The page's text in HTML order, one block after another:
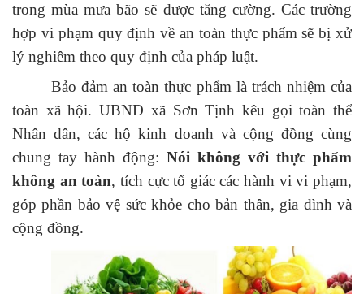
trong mùa mưa bão sẽ được tăng cường. Các trường
hợp vi phạm quy định về an toàn thực phẩm sẽ bị xử
lý nghiêm theo quy định của pháp luật.
Bảo đảm an toàn thực phẩm là trách nhiệm của
toàn xã hội. UBND xã Sơn Tịnh kêu gọi toàn thể
Nhân dân, các hộ kinh doanh và cộng đồng cùng
chung tay hành động: Nói không với thực phẩm
không an toàn, tích cực tố giác các hành vi vi phạm,
góp phần bảo vệ sức khỏe cho bản thân, gia đình và
cộng đồng.